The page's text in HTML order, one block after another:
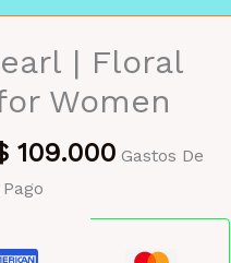
| Floral
Women
109.000 Gastos De